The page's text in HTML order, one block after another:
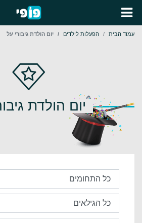
עמוד הבית הפעלות לילדים יום הולדת גיבורי על
יום הולדת